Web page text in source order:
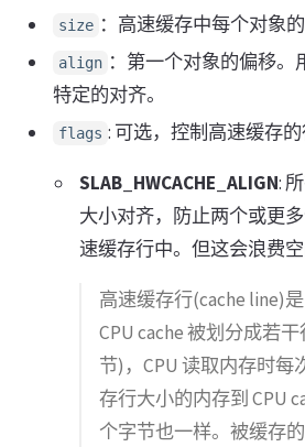
size ：高速缓存中每个对象
align ：第一个对象的偏移。
特定的对齐。
flags : 可选，控制高速缓存
SLAB_HWCACHE_ALIGN:
大小对齐，防止两个或更
速缓存行中。但这会浪费
高速缓存行(cache line)是
CPU cache 被划分成若
节)，CPU 读取内存时
存行大小的内存到 CPU
个字节也一样。被缓存